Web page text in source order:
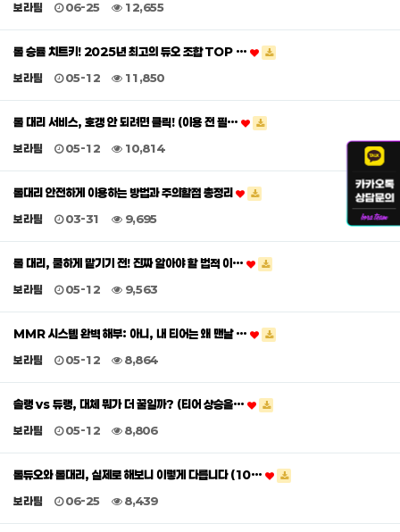
보라팀 06-25 12,655
롤 승률 치트키! 2025년 최고의 듀오 조합 TOP …
보라팀 05-12 11,850
롤 대리 서비스, 호갱 안 되려면 클릭! (이용 전 필…
보라팀 05-12 10,814
롤대리 안전하게 이용하는 방법과 주의할점 총정리
보라팀 03-31 9,695
롤 대리, 쿨하게 맡기기 전! 진짜 알아야 할 법적 이…
보라팀 05-12 9,563
MMR 시스템 완벽 해부: 아니, 내 티어는 왜 맨날 …
보라팀 05-12 8,864
솔랭 vs 듀랭, 대체 뭐가 더 꿀일까? (티어 상승을…
보라팀 05-12 8,806
롤듀오와 롤대리, 실제로 해보니 이렇게 다릅니다 (10…
보라팀 06-25 8,439